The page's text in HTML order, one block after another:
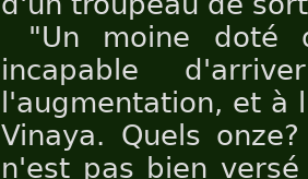
"Un moine doté
incapable
l'augmentation, et à
Vinaya. Quels
n'est pas bien